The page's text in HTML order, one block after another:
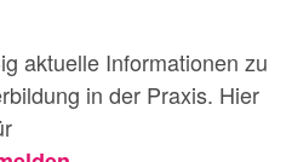
aktuelle Informationen zu
in der Praxis. Hier